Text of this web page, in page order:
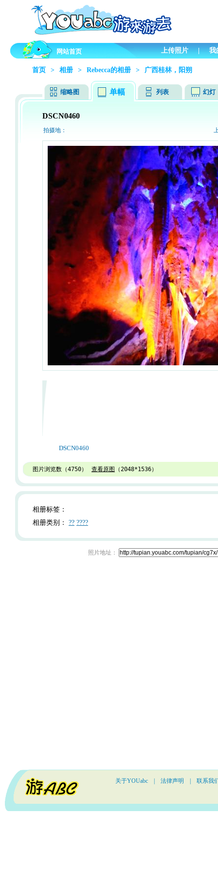
网站首页 上传照片 | 我
首页 > 相册 > Rebecca的相册 > 广西桂林，阳朔
缩略图 单幅 列表 幻灯
DSCN0460
拍摄地：
DSCN0460
图片浏览数（4750） 查看原图 （2048*1536）
相册标签：
相册类别： ?? ????
照片地址：
关于YOUabc 法律声明 联系我